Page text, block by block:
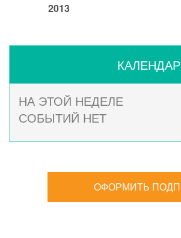
2013
НА ЭТОЙ НЕДЕЛЕ
СОБЫТИЙ НЕТ
ОФОРМИТЬ